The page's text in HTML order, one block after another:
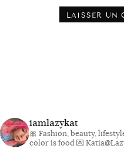
iamlazykat
🎀 Fashion, beauty,
color is food💌